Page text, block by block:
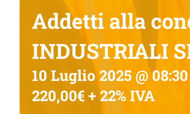
Addetti alla
INDUSTRIALI
10 Luglio 2025 @ 08:30
220,00€ + 22% IVA